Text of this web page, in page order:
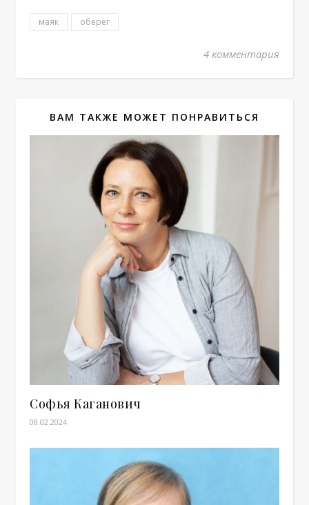
маяк оберег
4 комментария
ВАМ ТАКЖЕ МОЖЕТ ПОНРАВИТЬСЯ
Софья Каганович
08.02.2024